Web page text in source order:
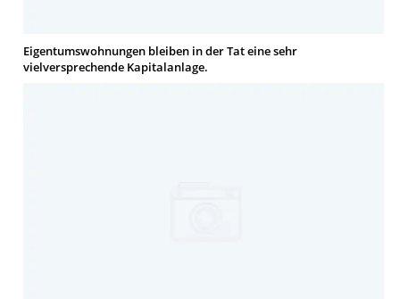
Eigentumswohnungen bleiben in der Tat eine sehr
vielversprechende Kapitalanlage.